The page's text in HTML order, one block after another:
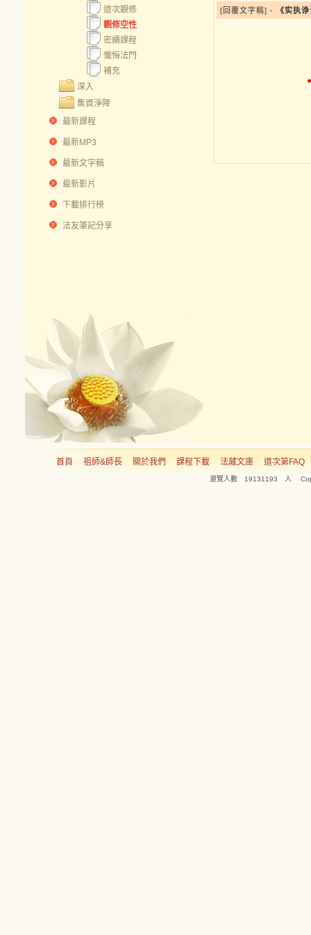
道次觀修
觀修空性
密續課程
懺悔法門
補充
深入
集資淨障
最新課程
最新MP3
最新文字稿
最新影片
下載排行榜
法友筆記分享
[回覆文字稿] - 《实执
●
首頁 祖師&師長 關於我們 課程下載 法藏文庫 道次第FAQ
瀏覽人數 19131193 人